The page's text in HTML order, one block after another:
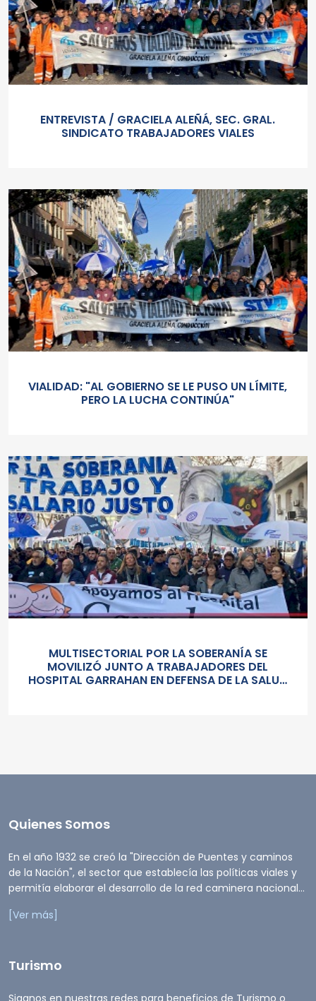
ENTREVISTA / GRACIELA ALEÑÁ, SEC. GRAL.
SINDICATO TRABAJADORES VIALES
VIALIDAD: "AL GOBIERNO SE LE PUSO UN LÍMITE,
PERO LA LUCHA CONTINÚA"
MULTISECTORIAL POR LA SOBERANÍA SE
MOVILIZÓ JUNTO A TRABAJADORES DEL
HOSPITAL GARRAHAN EN DEFENSA DE LA SALUD
Quienes Somos
En el año 1932 se creó la "Dirección de Puentes y caminos
de la Nación", el sector que establecía las políticas viales y
permitía elaborar el desarrollo de la red caminera nacional...
[Ver más]
Turismo
Siganos en nuestras redes para beneficios de Turismo o